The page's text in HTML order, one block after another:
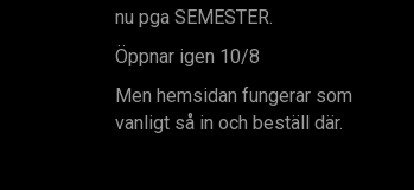
nu pga SEMESTER.
Öppnar igen 10/8
Men hemsidan fungerar som
vanligt så in och beställ där.